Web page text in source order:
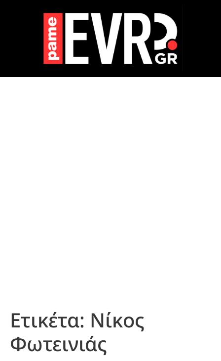
Ετικέτα: Νίκος
Φωτεινιάς